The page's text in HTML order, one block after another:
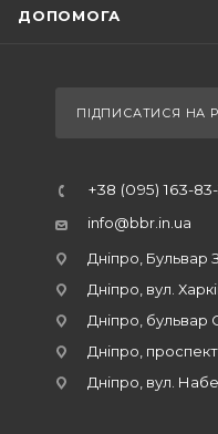
ДОПОМОГА
ПІДПИСАТИСЯ НА
+38 (095) 163-
info@bbr.in.ua
Дніпро, Бульвар
Дніпро, вул.
Дніпро, бульвар
Дніпро,
Дніпро, вул.